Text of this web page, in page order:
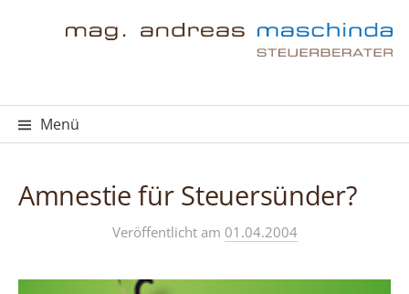
Menü
Amnestie für Steuersünder?
Veröffentlicht am 01.04.2004